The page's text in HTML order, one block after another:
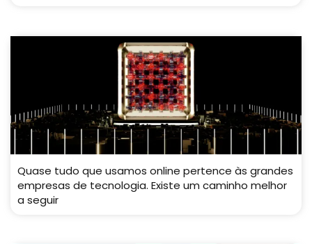
Quase tudo que usamos online pertence às grandes
empresas de tecnologia. Existe um caminho melhor
a seguir